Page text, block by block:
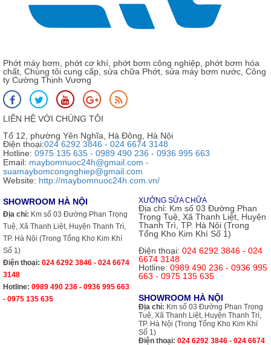
Phớt máy bơm, phớt cơ khí, phớt bơm công nghiệp, phớt bơm hóa
chất, Chúng tôi cung cấp, sửa chữa Phớt, sửa máy bơm nước, Công
ty Cường Thịnh Vương
LIÊN HỆ VỚI CHÚNG TÔI
Tổ 12, phường Yên Nghĩa, Hà Đông, Hà Nội
Điện thoại:024 6292 3846 - 024 6674 3148
Hotline: 0975 135 635 - 0989 490 236 - 0936 995 663
Email: maybomnuoc24h@gmail.com -
suamaybomcongnghiep@gmail.com
Website: http://maybomnuoc24h.com.vn/
SHOWROOM HÀ NỘI
Địa chỉ: Km số 03 Đường Phan Trọng
Tuệ, Xã Thanh Liệt, Huyện Thanh Trì,
TP. Hà Nội (Trong Tổng Kho Kim Khí
Số 1)
Điện thoại: 024 6292 3846 - 024 6674
3148
Hotline: 0989 490 236 - 0936 995 663
- 0975 135 635
XƯỞNG SỬA CHỮA
Địa chỉ: Km số 03 Đường Phan
Trọng Tuệ, Xã Thanh Liệt, Huyện
Thanh Trì, TP. Hà Nội (Trong
Tổng Kho Kim Khí Số 1)
Điện thoại: 024 6292 3846 - 024
6674 3148
Hotline: 0989 490 236 - 0936 995
663 - 0975 135 635
SHOWROOM HÀ NỘI
Địa chỉ: Km số 03 Đường Phan Trọng
Tuệ, Xã Thanh Liệt, Huyện Thanh Trì,
TP. Hà Nội (Trong Tổng Kho Kim Khí
Số 1)
Điện thoại: 024 6292 3846 - 024 6674